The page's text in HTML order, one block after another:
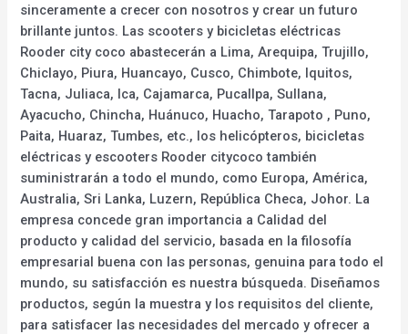
sinceramente a crecer con nosotros y crear un futuro
brillante juntos. Las scooters y bicicletas eléctricas
Rooder city coco abastecerán a Lima, Arequipa, Trujillo,
Chiclayo, Piura, Huancayo, Cusco, Chimbote, Iquitos,
Tacna, Juliaca, Ica, Cajamarca, Pucallpa, Sullana,
Ayacucho, Chincha, Huánuco, Huacho, Tarapoto , Puno,
Paita, Huaraz, Tumbes, etc., los helicópteros, bicicletas
eléctricas y escooters Rooder citycoco también
suministrarán a todo el mundo, como Europa, América,
Australia, Sri Lanka, Luzern, República Checa, Johor. La
empresa concede gran importancia a Calidad del
producto y calidad del servicio, basada en la filosofía
empresarial buena con las personas, genuina para todo el
mundo, su satisfacción es nuestra búsqueda. Diseñamos
productos, según la muestra y los requisitos del cliente,
para satisfacer las necesidades del mercado y ofrecer a